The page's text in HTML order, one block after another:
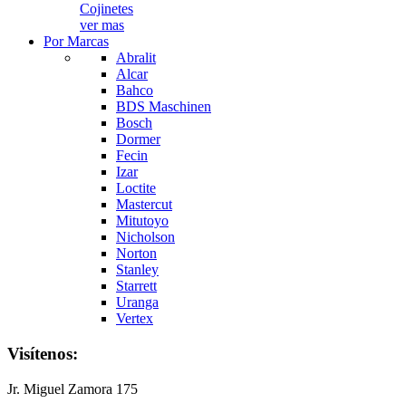
Cojinetes
ver mas
Por Marcas
Abralit
Alcar
Bahco
BDS Maschinen
Bosch
Dormer
Fecin
Izar
Loctite
Mastercut
Mitutoyo
Nicholson
Norton
Stanley
Starrett
Uranga
Vertex
Visítenos:
Jr. Miguel Zamora 175